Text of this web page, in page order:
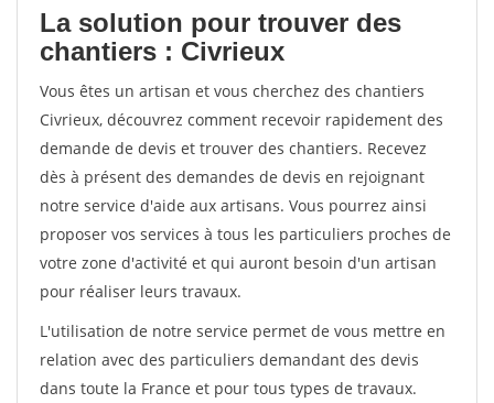
La solution pour trouver des
chantiers : Civrieux
Vous êtes un artisan et vous cherchez des chantiers
Civrieux, découvrez comment recevoir rapidement des
demande de devis et trouver des chantiers. Recevez
dès à présent des demandes de devis en rejoignant
notre service d'aide aux artisans. Vous pourrez ainsi
proposer vos services à tous les particuliers proches de
votre zone d'activité et qui auront besoin d'un artisan
pour réaliser leurs travaux.
L'utilisation de notre service permet de vous mettre en
relation avec des particuliers demandant des devis
dans toute la France et pour tous types de travaux.